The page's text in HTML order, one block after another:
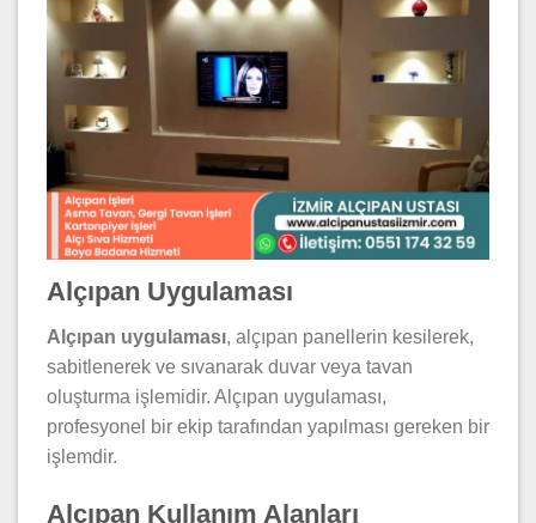
Alçıpan Uygulaması
Alçıpan uygulaması, alçıpan panellerin kesilerek,
sabitlenerek ve sıvanarak duvar veya tavan
oluşturma işlemidir. Alçıpan uygulaması,
profesyonel bir ekip tarafından yapılması gereken bir
işlemdir.
Alçıpan Kullanım Alanları